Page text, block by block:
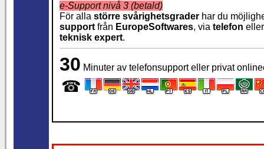
e-Support nivå 3 (betald)
För alla större svårighetsgrader har du
support från EuropeSoftwares, via telefon
teknisk expert.
30 Minuter av telefonsupport eller privat
☎